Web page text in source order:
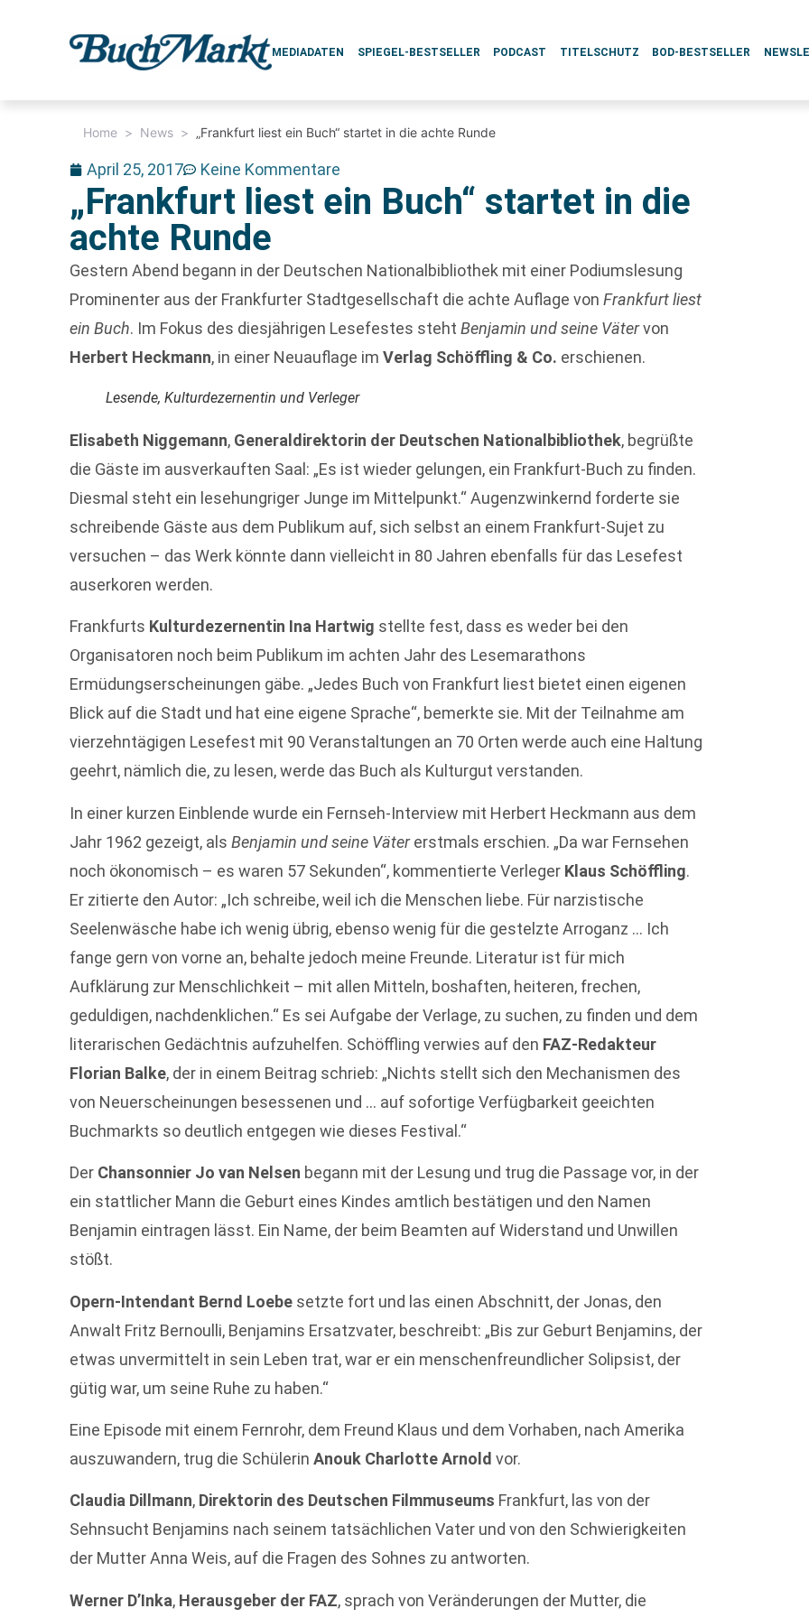
MEDIADATEN SPIEGEL-BESTSELLER PODCAST TITELSCHUTZ BOD-BESTSELLER
Home > News > „Frankfurt liest ein Buch“ startet in die achte Runde
April 25, 2017 Keine Kommentare
„Frankfurt liest ein Buch“ startet in die
achte Runde
Gestern Abend begann in der Deutschen Nationalbibliothek mit einer Podiumslesung
Prominenter aus der Frankfurter Stadtgesellschaft die achte Auflage vonFrankfurt liest
ein Buch. Im Fokus des diesjährigen Lesefestes stehtBenjamin und seine Vätervon
Herbert Heckmann, in einer Neuauflage imVerlag Schöffling & Co. erschienen.
Lesende, Kulturdezernentin und Verleger
Elisabeth Niggemann, Generaldirektorin der Deutschen Nationalbibliothek, begrüßte
die Gäste im ausverkauften Saal: „Es ist wieder gelungen, ein Frankfurt-Buch zu finden.
Diesmal steht ein lesehungriger Junge im Mittelpunkt.“ Augenzwinkernd forderte sie
schreibende Gäste aus dem Publikum auf, sich selbst an einem Frankfurt-Sujet zu
versuchen – das Werk könnte dann vielleicht in 80 Jahren ebenfalls für das Lesefest
auserkoren werden.
Frankfurts Kulturdezernentin Ina Hartwig stellte fest, dass es weder bei den
Organisatoren noch beim Publikum im achten Jahr des Lesemarathons
Ermüdungserscheinungen gäbe. „Jedes Buch von Frankfurt liest bietet einen eigenen
Blick auf die Stadt und hat eine eigene Sprache“, bemerkte sie. Mit der Teilnahme am
vierzehntägigen Lesefest mit 90 Veranstaltungen an 70 Orten werde auch eine Haltung
geehrt, nämlich die, zu lesen, werde das Buch als Kulturgut verstanden.
In einer kurzen Einblende wurde ein Fernseh-Interview mit Herbert Heckmann aus dem
Jahr 1962 gezeigt, alsBenjamin und seine Vätererstmals erschien. „Da war Fernsehen
noch ökonomisch – es waren 57 Sekunden“, kommentierte Verleger Klaus Schöffling.
Er zitierte den Autor: „Ich schreibe, weil ich die Menschen liebe. Für narzistische
Seelenwäsche habe ich wenig übrig, ebenso wenig für die gestelzte Arroganz … Ich
fange gern von vorne an, behalte jedoch meine Freunde. Literatur ist für mich
Aufklärung zur Menschlichkeit – mit allen Mitteln, boshaften, heiteren, frechen,
geduldigen, nachdenklichen.“ Es sei Aufgabe der Verlage, zu suchen, zu finden und dem
literarischen Gedächtnis aufzuhelfen. Schöffling verwies auf den FAZ-Redakteur
Florian Balke, der in einem Beitrag schrieb: „Nichts stellt sich den Mechanismen des
von Neuerscheinungen besessenen und … auf sofortige Verfügbarkeit geeichten
Buchmarkts so deutlich entgegen wie dieses Festival.“
Der Chansonnier Jo van Nelsen begann mit der Lesung und trug die Passage vor, in der
ein stattlicher Mann die Geburt eines Kindes amtlich bestätigen und den Namen
Benjamin eintragen lässt. Ein Name, der beim Beamten auf Widerstand und Unwillen
stößt.
Opern-Intendant Bernd Loebe setzte fort und las einen Abschnitt, der Jonas, den
Anwalt Fritz Bernoulli, Benjamins Ersatzvater, beschreibt: „Bis zur Geburt Benjamins, der
etwas unvermittelt in sein Leben trat, war er ein menschenfreundlicher Solipsist, der
gütig war, um seine Ruhe zu haben.“
Eine Episode mit einem Fernrohr, dem Freund Klaus und dem Vorhaben, nach Amerika
auszuwandern, trug die SchülerinAnouk Charlotte Arnold vor.
Claudia Dillmann, Direktorin des Deutschen Filmmuseums Frankfurt, las von der
Sehnsucht Benjamins nach seinem tatsächlichen Vater und von den Schwierigkeiten
der Mutter Anna Weis, auf die Fragen des Sohnes zu antworten.
Werner D’Inka, Herausgeber der FAZ, sprach von Veränderungen der Mutter, die